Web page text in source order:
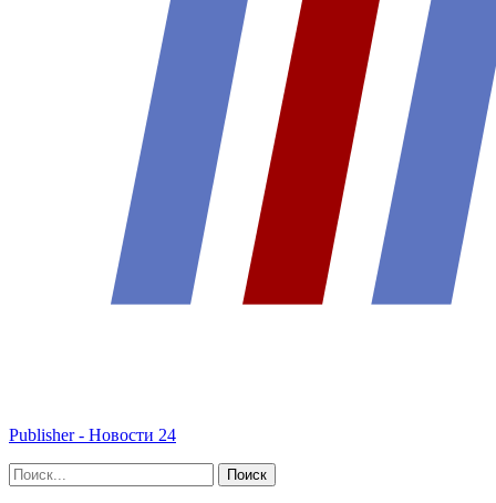
Publisher - Новости 24